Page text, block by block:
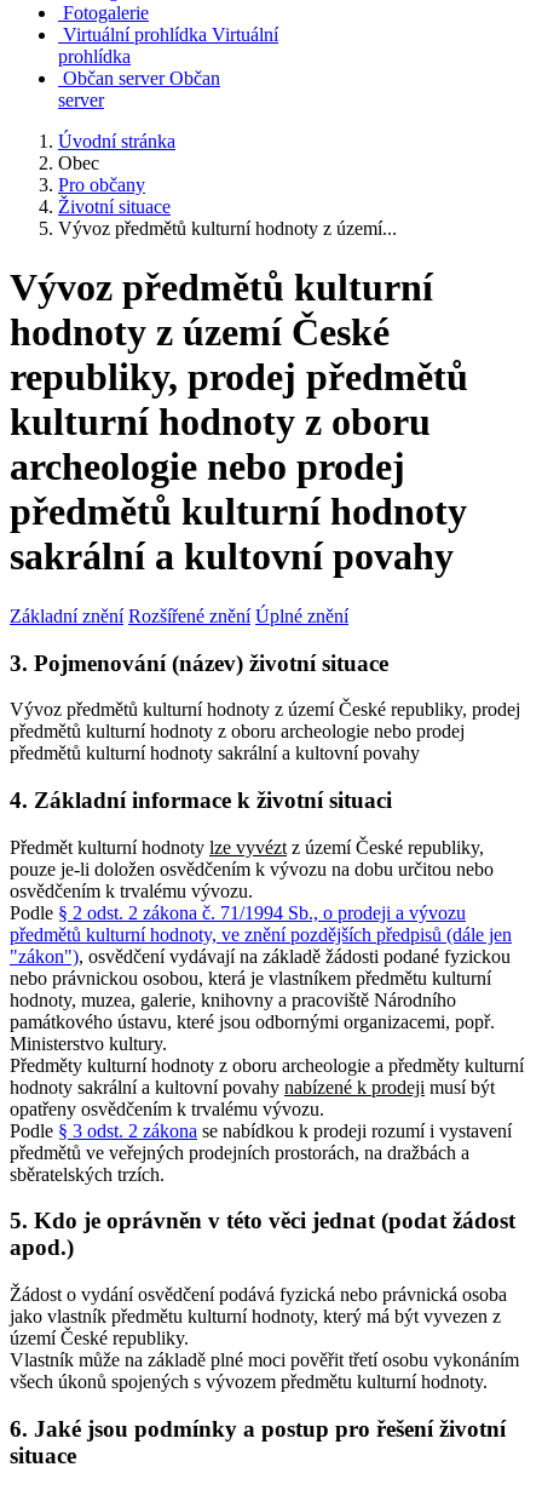
Fotogalerie
Virtuální prohlídka Virtuální
prohlídka
Občan server Občan
server
Úvodní stránka
Obec
Pro občany
Životní situace
Vývoz předmětů kulturní hodnoty z území...
Vývoz předmětů kulturní
hodnoty z území České
republiky, prodej předmětů
kulturní hodnoty z oboru
archeologie nebo prodej
předmětů kulturní hodnoty
sakrální a kultovní povahy
Základní znění Rozšířené znění Úplné znění
3. Pojmenování (název) životní situace
Vývoz předmětů kulturní hodnoty z území České republiky, prodej
předmětů kulturní hodnoty z oboru archeologie nebo prodej
předmětů kulturní hodnoty sakrální a kultovní povahy
4. Základní informace k životní situaci
Předmět kulturní hodnoty lze vyvézt z území České republiky,
pouze je-li doložen osvědčením k vývozu na dobu určitou nebo
osvědčením k trvalému vývozu.
Podle § 2 odst. 2 zákona č. 71/1994 Sb., o prodeji a vývozu
předmětů kulturní hodnoty, ve znění pozdějších předpisů (dále jen
"zákon"), osvědčení vydávají na základě žádosti podané fyzickou
nebo právnickou osobou, která je vlastníkem předmětu kulturní
hodnoty, muzea, galerie, knihovny a pracoviště Národního
památkového ústavu, které jsou odbornými organizacemi, popř.
Ministerstvo kultury.
Předměty kulturní hodnoty z oboru archeologie a předměty kulturní
hodnoty sakrální a kultovní povahy nabízené k prodeji musí být
opatřeny osvědčením k trvalému vývozu.
Podle § 3 odst. 2 zákona se nabídkou k prodeji rozumí i vystavení
předmětů ve veřejných prodejních prostorách, na dražbách a
sběratelských trzích.
5. Kdo je oprávněn v této věci jednat (podat žádost
apod.)
Žádost o vydání osvědčení podává fyzická nebo právnická osoba
jako vlastník předmětu kulturní hodnoty, který má být vyvezen z
území České republiky.
Vlastník může na základě plné moci pověřit třetí osobu vykonáním
všech úkonů spojených s vývozem předmětu kulturní hodnoty.
6. Jaké jsou podmínky a postup pro řešení životní
situace